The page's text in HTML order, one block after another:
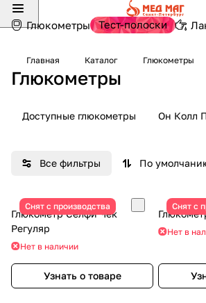
Глюкометры Тест-полоски
Главная Каталог Глюкометры
Глюкометры
Доступные глюкометры Он Колл
Все фильтры
Снят с производства
Глюкометр Селфи Чек
Регуляр
Нет в наличии
Узнать о товаре
Снят с
Нет в